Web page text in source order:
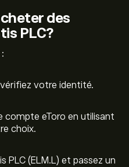
des
PLC?
votre identité.
compte eToro en utilisant
choix.
PLC (ELM.L) et passez un